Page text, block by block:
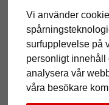
Vi använder
surfupplevelse på
personligt innehåll
analysera vår
våra besökare